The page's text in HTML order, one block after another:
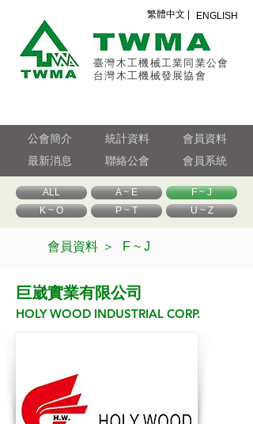
臺灣木工機械工業同業公會
台灣木工機械發展協會
繁體中文 | ENGLISH
公會簡介
最新消息
統計資料
聯絡公會
會員資料
會員系統
ALL A ~ E
F ~ J
K ~ O
P ~ T U ~ Z
會員資料 ＞ F ~ J
巨崴實業有限公司
HOLY WOOD INDUSTRIAL CORP.